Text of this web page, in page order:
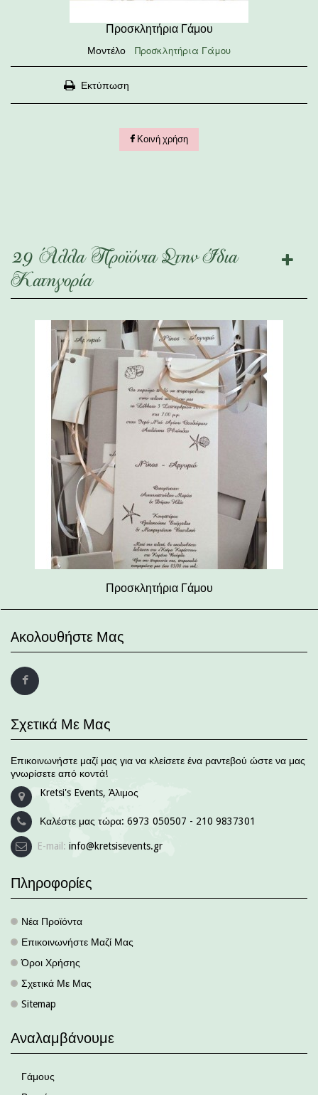
Προσκλητήρια Γάμου
Μοντέλο Προσκλητήρια Γάμου
Εκτύπωση
Κοινή χρήση
29 Άλλα Προϊόντα Στην Ίδια
Κατηγορία
Προσκλητήρια Γάμου
Aκολουθήστε Μας
Σχετικά Με Μας
Επικοινωνήστε μαζί μας για να κλείσετε ένα ραντεβού ώστε να μας
γνωρίσετε από κοντά!
Kretsi's Events, Άλιμος
Καλέστε μας τώρα: 6973 050507 - 210 9837301
E-mail: info@kretsisevents.gr
Πληροφορίες
. Νέα Προϊόντα
. Επικοινωνήστε Μαζί Μας
. Όροι Χρήσης
. Σχετικά Με Μας
. Sitemap
Αναλαμβάνουμε
Γάμους